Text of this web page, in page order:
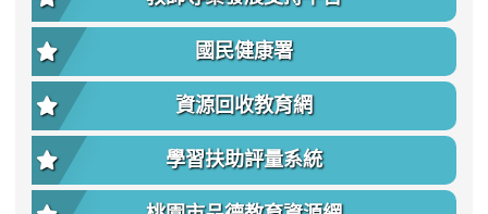
國民健康署
資源回收教育網
學習扶助評量系統